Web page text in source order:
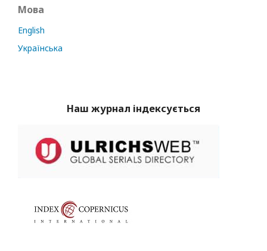
Мова
English
Українська
Наш журнал індексується